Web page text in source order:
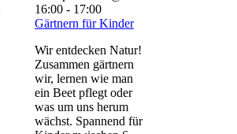
16:00 - 17:00
Gärtnern für Kinder
Wir entdecken Natur!
Zusammen gärtnern
wir, lernen wie man
ein Beet pflegt oder
was um uns herum
wächst. Spannend für